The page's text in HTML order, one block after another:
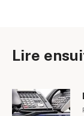
Lire